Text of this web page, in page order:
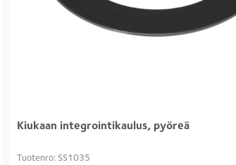
Kiukaan integrointikaulus, pyöreä
Tuotenro: SS1035